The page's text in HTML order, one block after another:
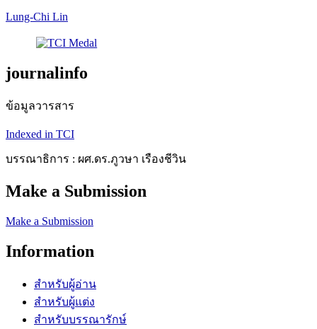
Lung-Chi Lin
journalinfo
ข้อมูลวารสาร
Indexed in TCI
บรรณาธิการ : ผศ.ดร.ภูวษา เรืองชีวิน
Make a Submission
Make a Submission
Information
สำหรับผู้อ่าน
สำหรับผู้แต่ง
สำหรับบรรณารักษ์